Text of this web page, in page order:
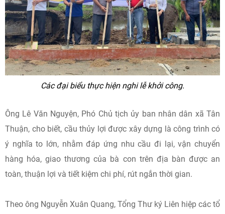
Các đại biểu thực hiện nghi lễ khởi công.
Ông Lê Văn Nguyện, Phó Chủ tịch ủy ban nhân dân xã Tân
Thuận, cho biết, cầu thủy lợi được xây dựng là công trình có
ý nghĩa to lớn, nhằm đáp ứng nhu cầu đi lại, vận chuyển
hàng hóa, giao thương của bà con trên địa bàn được an
toàn, thuận lợi và tiết kiệm chi phí, rút ngắn thời gian.
Theo ông Nguyễn Xuân Quang, Tổng Thư ký Liên hiệp các tổ